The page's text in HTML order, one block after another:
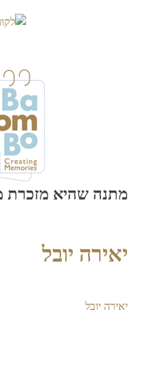
מתנה שהיא מזכרת
יאירה יובל
יאירה יובל